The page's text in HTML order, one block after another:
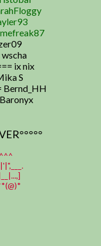
ix nix
S
Bernd_HH